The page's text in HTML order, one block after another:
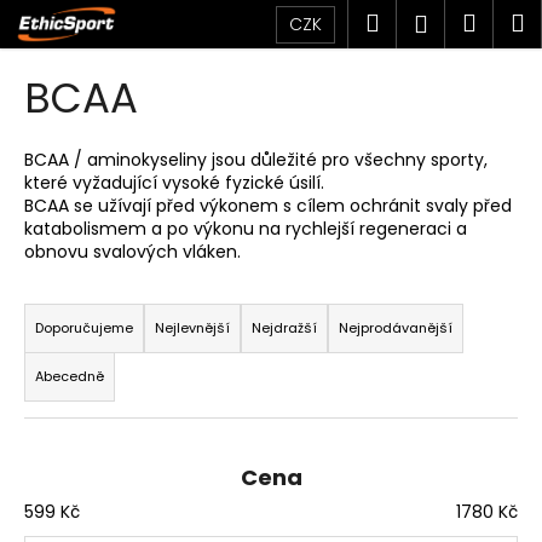
Přejít
na
obsah
CZK Hledat
BCAA
BCAA / aminokyseliny jsou důležité pro všechny sporty,
které vyžadující vysoké fyzické úsilí.
BCAA se užívají před výkonem s cílem ochránit svaly před
katabolismem a po výkonu na rychlejší regeneraci a
obnovu svalových vláken.
Ř
a
z
e
n
r
Doporučujeme Nejlevnější Nejdražší Nejprodávanější
Abecedně
Cena
599 Kč 1780 Kč
o
o
p
o
t
e
b
u
j
e